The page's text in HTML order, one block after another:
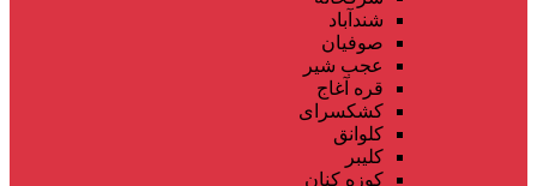
شندآباد
صوفیان
عجب شیر
قره آغاج
کشکسرای
کلوانق
کلیبر
کوزه کنان